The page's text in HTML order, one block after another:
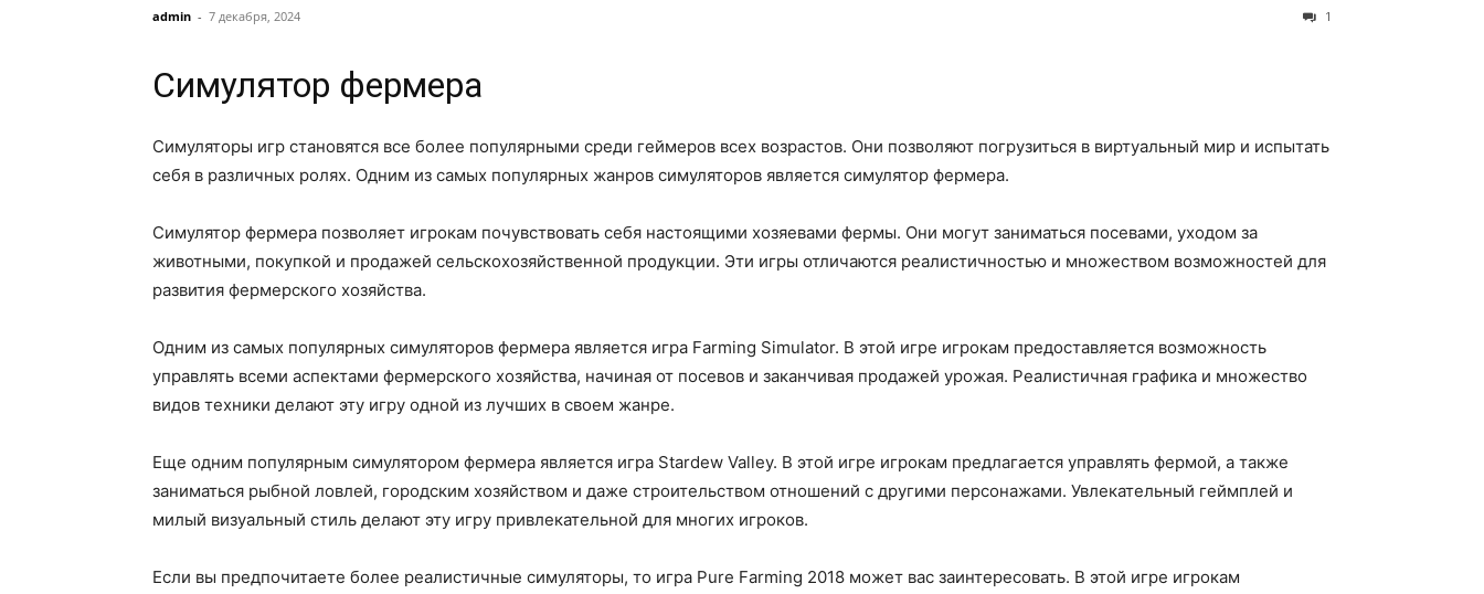
admin - 7 декабря, 2024 1
Симулятор фермера
Симуляторы игр становятся все более популярными среди геймеров всех возрастов. Они позволяют погрузиться в виртуальный мир и испытать
себя в различных ролях. Одним из самых популярных жанров симуляторов является симулятор фермера.
Симулятор фермера позволяет игрокам почувствовать себя настоящими хозяевами фермы. Они могут заниматься посевами, уходом за
животными, покупкой и продажей сельскохозяйственной продукции. Эти игры отличаются реалистичностью и множеством возможностей для
развития фермерского хозяйства.
Одним из самых популярных симуляторов фермера является игра Farming Simulator. В этой игре игрокам предоставляется возможность
управлять всеми аспектами фермерского хозяйства, начиная от посевов и заканчивая продажей урожая. Реалистичная графика и множество
видов техники делают эту игру одной из лучших в своем жанре.
Еще одним популярным симулятором фермера является игра Stardew Valley. В этой игре игрокам предлагается управлять фермой, а также
заниматься рыбной ловлей, городским хозяйством и даже строительством отношений с другими персонажами. Увлекательный геймплей и
милый визуальный стиль делают эту игру привлекательной для многих игроков.
Если вы предпочитаете более реалистичные симуляторы, то игра Pure Farming 2018 может вас заинтересовать. В этой игре игрокам